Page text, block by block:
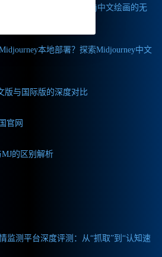
破解版免费？探索Mj中文绘画的无
本地部署？探索Midjourney中文
版与国际版的深度对比
官网
的区别解析
监测平台深度评测：从“抓取”到“认知速